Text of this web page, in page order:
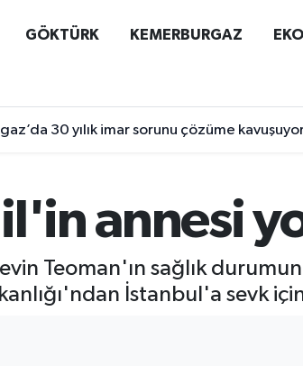
GÖKTÜRK KEMERBURGAZ
30 yılık imar sorunu çözüme
annesi
Teoman'ın sağlık
İstanbul'a sevk